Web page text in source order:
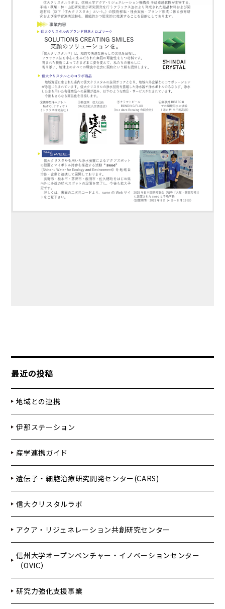
最近の投稿
地域との連携
伊那ステーション
産学連携ガイド
遺伝子・細胞治療研究開発センター(CARS)
信大クリスタルラボ
アクア・リジェネレーション共創研究センター
信州大学オープンベンチャー・イノベーションセンター
（OVIC）
研究力強化支援事業